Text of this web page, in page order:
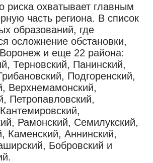
риска охватывает главным
часть региона. В список
образований, где
осложнение обстановки,
и еще 22 района:
Терновский, Панинский,
Подгоренский,
Верхнемамонский,
Петропавловский,
Рамонский, Семилукский,
Каменский, Аннинский,
Бобровский и